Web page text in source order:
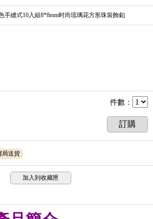
手縫式10入組8*8mm时尚琉璃花方形珠裝飾釦
件數 ：
訂購
局送貨
加入到收藏匣